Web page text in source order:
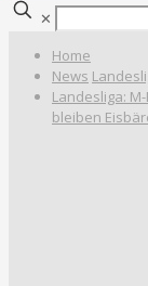
✕
Home
News
Landesliga:
bleiben